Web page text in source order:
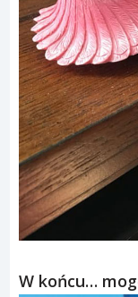
W końcu…